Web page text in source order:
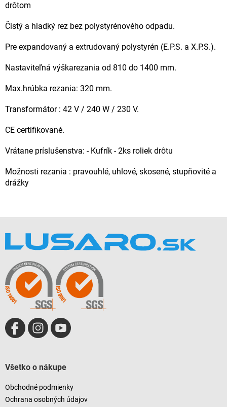
drôtom
Čistý a hladký rez bez polystyrénového odpadu.
Pre expandovaný a extrudovaný polystyrén (E.P.S. a X.P.S.).
Nastaviteľná výškarezania od 810 do 1400 mm.
Max.hrúbka rezania: 320 mm.
Transformátor : 42 V / 240 W / 230 V.
CE certifikované.
Vrátane príslušenstva: - Kufrík - 2ks roliek drôtu
Možnosti rezania : pravouhlé, uhlové, skosené, stupňovité a
drážky
Všetko o nákupe
Obchodné podmienky
Ochrana osobných údajov